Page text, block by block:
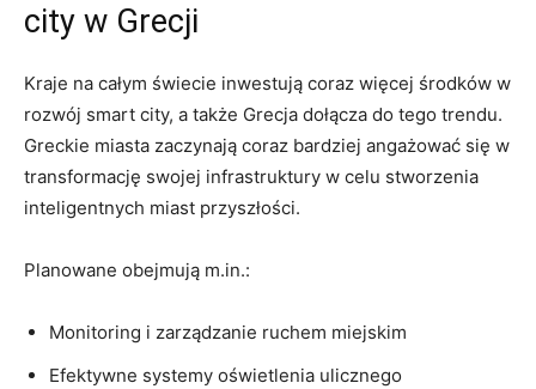
city w Grecji
Kraje na całym świecie inwestują coraz więcej środków w
rozwój smart city, a także Grecja dołącza do tego trendu.
Greckie miasta zaczynają coraz bardziej angażować się w
transformację swojej infrastruktury w celu stworzenia
inteligentnych miast przyszłości.
Planowane obejmują m.in.:
Monitoring i zarządzanie ruchem miejskim
Efektywne systemy oświetlenia ulicznego